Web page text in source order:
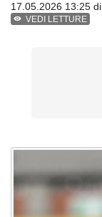
17.05.2026 13:25 di
VEDI LETTURE